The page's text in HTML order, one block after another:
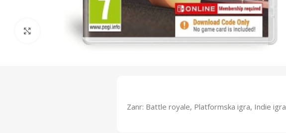
Click to enlarge
Zanr: Battle royale, Platformska igra, Indie igra